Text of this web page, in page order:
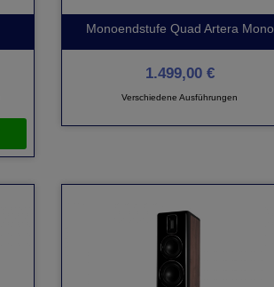
Monoendstufe Quad Artera Mono
1.499,00 €
Verschiedene Ausführungen